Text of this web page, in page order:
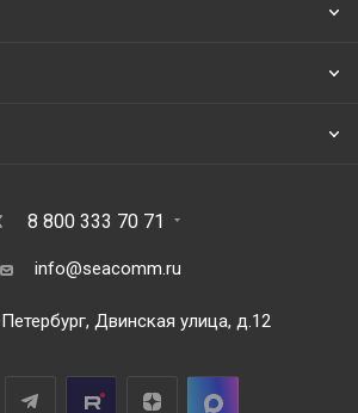
8 800 333 70 71
info@seacomm.ru
Двинская улица, д.12